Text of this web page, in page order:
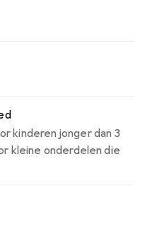
kinderen jonger dan 3
kleine onderdelen die